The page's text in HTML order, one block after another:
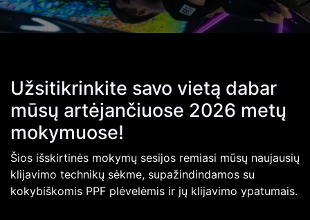
Užsitikrinkite savo vietą dabar
mūsų artėjančiuose 2026 metų
mokymuose!
Šios išskirtinės mokymų sesijos remiasi mūsų naujausių
klijavimo technikų sėkme, supažindindamos su
kokybiškomis PPF plėvelėmis ir jų klijavimo ypatumais.